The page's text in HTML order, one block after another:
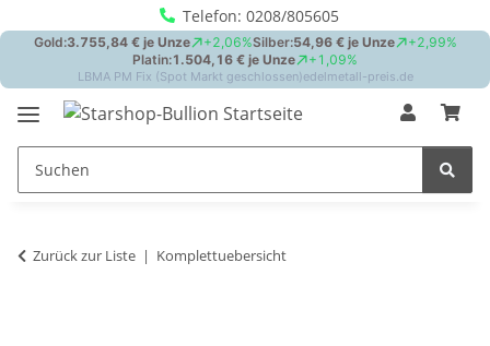
Telefon: 0208/805605
Zurück zur Liste Komplettuebersicht